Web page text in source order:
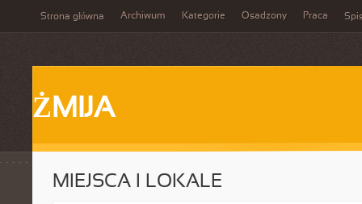
Strona główna Archiwum Kategorie Osadzony Praca
ŻMIJA
MIEJSCA I LOKALE